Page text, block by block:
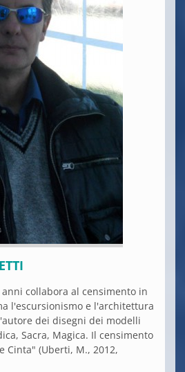
collabora al censimento in
l'escursionismo e l'architettura
dei disegni dei modelli
Sacra, Magica. Il censimento
Cinta" (Uberti, M., 2012,